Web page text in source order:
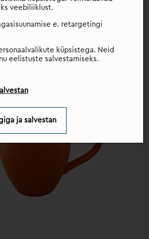
saadaksid teid terve elu.
veebiliiklust.
e. retargetingi
küpsistega. Neid
eelistuste salvestamiseks.
ja salvestan